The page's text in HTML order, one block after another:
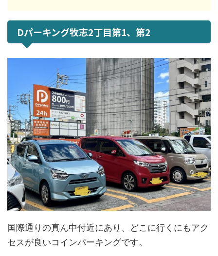
Dパーキング牧志2丁目第1、第2
国際通りの真ん中付近にあり、どこに行くにもアク
セスが良いコインパーキングです。